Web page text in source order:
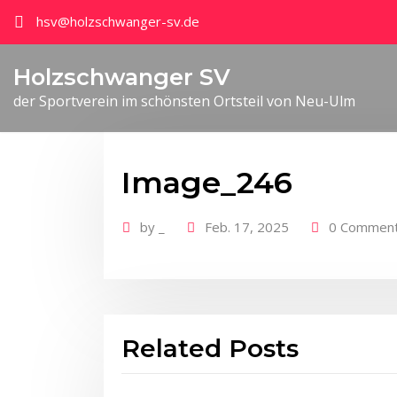
hsv@holzschwanger-sv.de
Holzschwanger SV
der Sportverein im schönsten Ortsteil von Neu-Ulm
Image_246
by Feb. 17, 2025 0
Related Posts